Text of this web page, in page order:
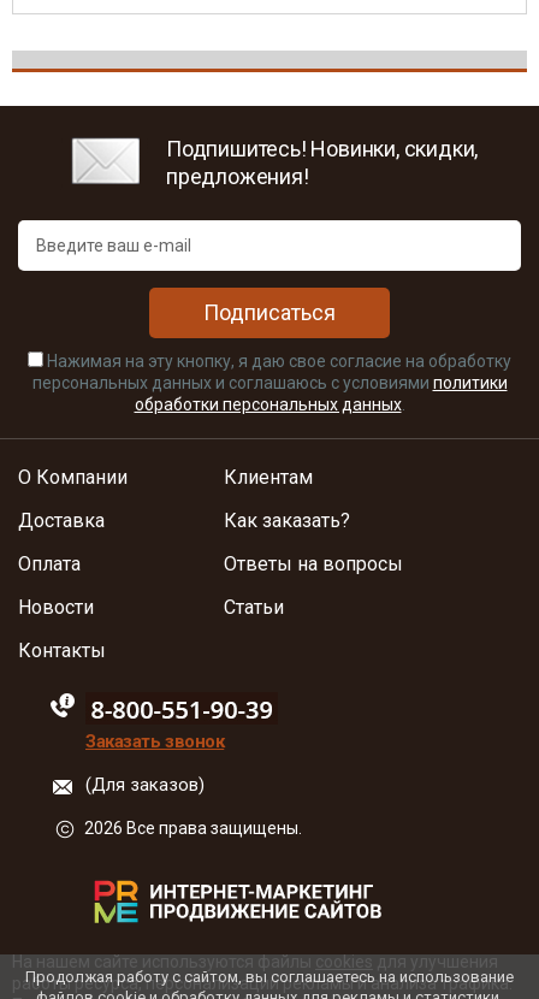
Подпишитесь! Новинки, скидки,
предложения!
Подписаться
Нажимая на эту кнопку, я даю свое согласие на обработку
персональных данных и соглашаюсь с условиями политики
обработки персональных данных.
О Компании
Доставка
Оплата
Новости
Клиентам
Как заказать?
Ответы на вопросы
Статьи
Контакты
88005555550
Заказать звонок
(Для заказов)
2026 Все права защищены.
На нашем сайте используются файлы cookies для улучшения
работы ресурса, персонализации рекламы и анализа трафика.
Продолжая работу с сайтом, вы соглашаетесь на использование